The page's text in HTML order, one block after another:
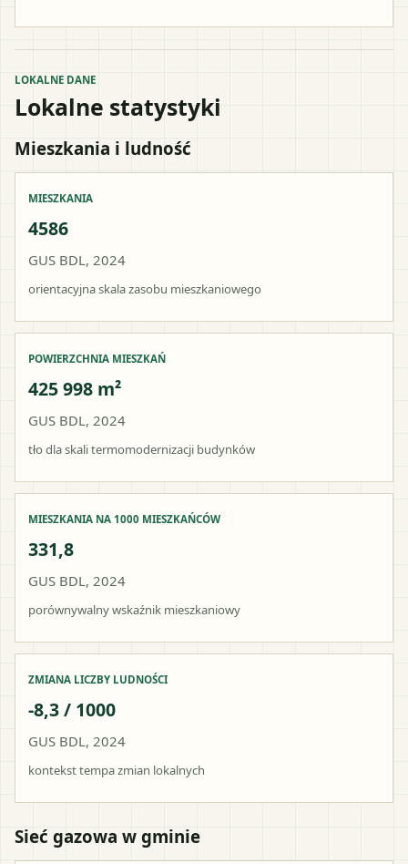
LOKALNE DANE
Lokalne statystyki
Mieszkania i ludność
MIESZKANIA
4586
GUS BDL, 2024
orientacyjna skala zasobu mieszkaniowego
POWIERZCHNIA MIESZKAŃ
425 998 m²
GUS BDL, 2024
tło dla skali termomodernizacji budynków
MIESZKANIA NA 1000 MIESZKAŃCÓW
331,8
GUS BDL, 2024
porównywalny wskaźnik mieszkaniowy
ZMIANA LICZBY LUDNOŚCI
-8,3 / 1000
GUS BDL, 2024
kontekst tempa zmian lokalnych
Sieć gazowa w gminie